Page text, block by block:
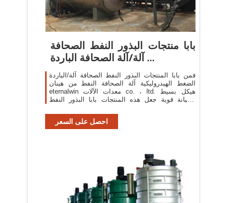
بابا منتجات البذور النفط الصحافة
آلة/آلة الصحافة الباردة ...
فمن بابا المنتجات البذور النفط الصحافة آلة/الباردة
الضغط الهيدروليكية آلة الصحافة النفط من هينان
eternalwin معدات الآلات co. ، ltd. هيكل بسيط
وصيانة قوية جعل هذه المنتجات بابا البذور النفط
احصل على السعر